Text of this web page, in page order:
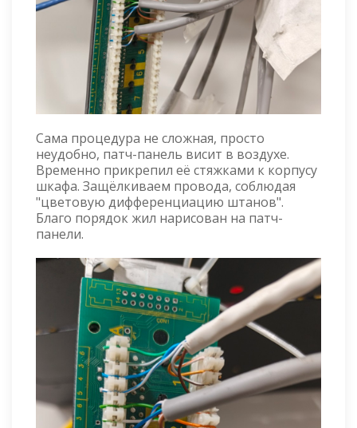
Сама процедура не сложная, просто
неудобно, патч-панель висит в воздухе.
Временно прикрепил её стяжками к корпусу
шкафа. Защёлкиваем провода, соблюдая
"цветовую дифференциацию штанов".
Благо порядок жил нарисован на патч-
панели.